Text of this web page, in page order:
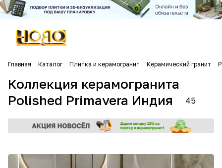
Главная Каталог Плитка и керамогранит Керамический гранит
Коллекция керамогранита
Polished Primavera Индия
45